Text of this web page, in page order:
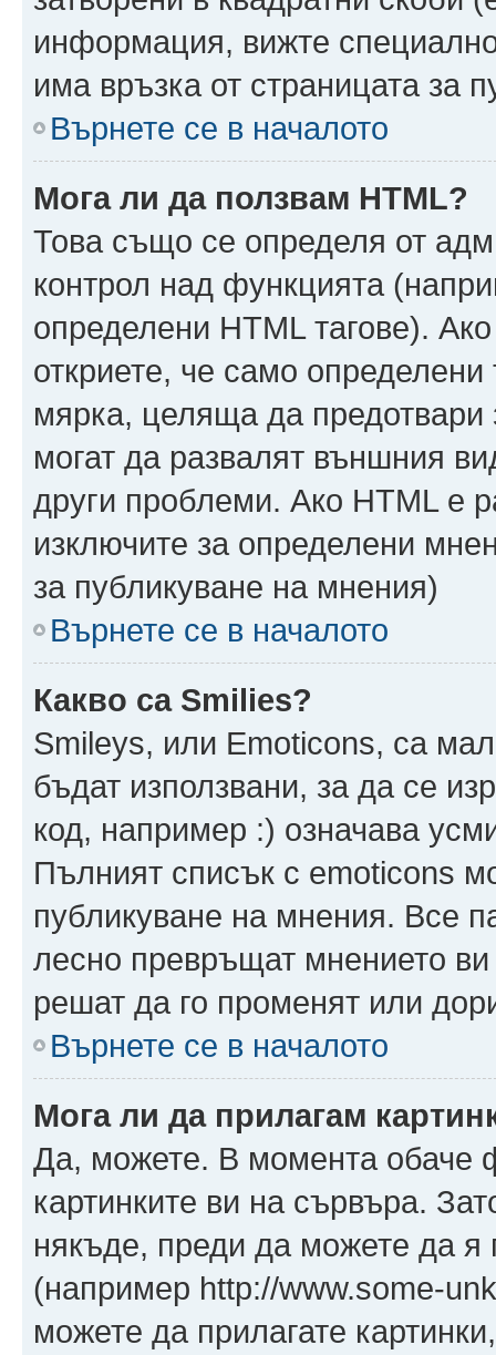
информация, вижте
има връзка от страницата за
Върнете се в началото
Мога ли да ползвам HTML?
Това също се определя от
контрол над функцията
определени HTML тагове).
откриете, че само определени
мярка, целяща да предотвари
могат да развалят външния
други проблеми. Ако HTML е
изключите за определени
за публикуване на мнения)
Върнете се в началото
Какво са Smilies?
Smileys, или Emoticons, са
бъдат използвани, за да се
код, например :) означава
Пълният списък с emoticons
публикуване на мнения. Все
лесно превръщат мнението
решат да го променят или
Върнете се в началото
Мога ли да прилагам
Да, можете. В момента обаче
картинките ви на сървъра.
някъде, преди да можете да
(например http://www.some-
можете да прилагате